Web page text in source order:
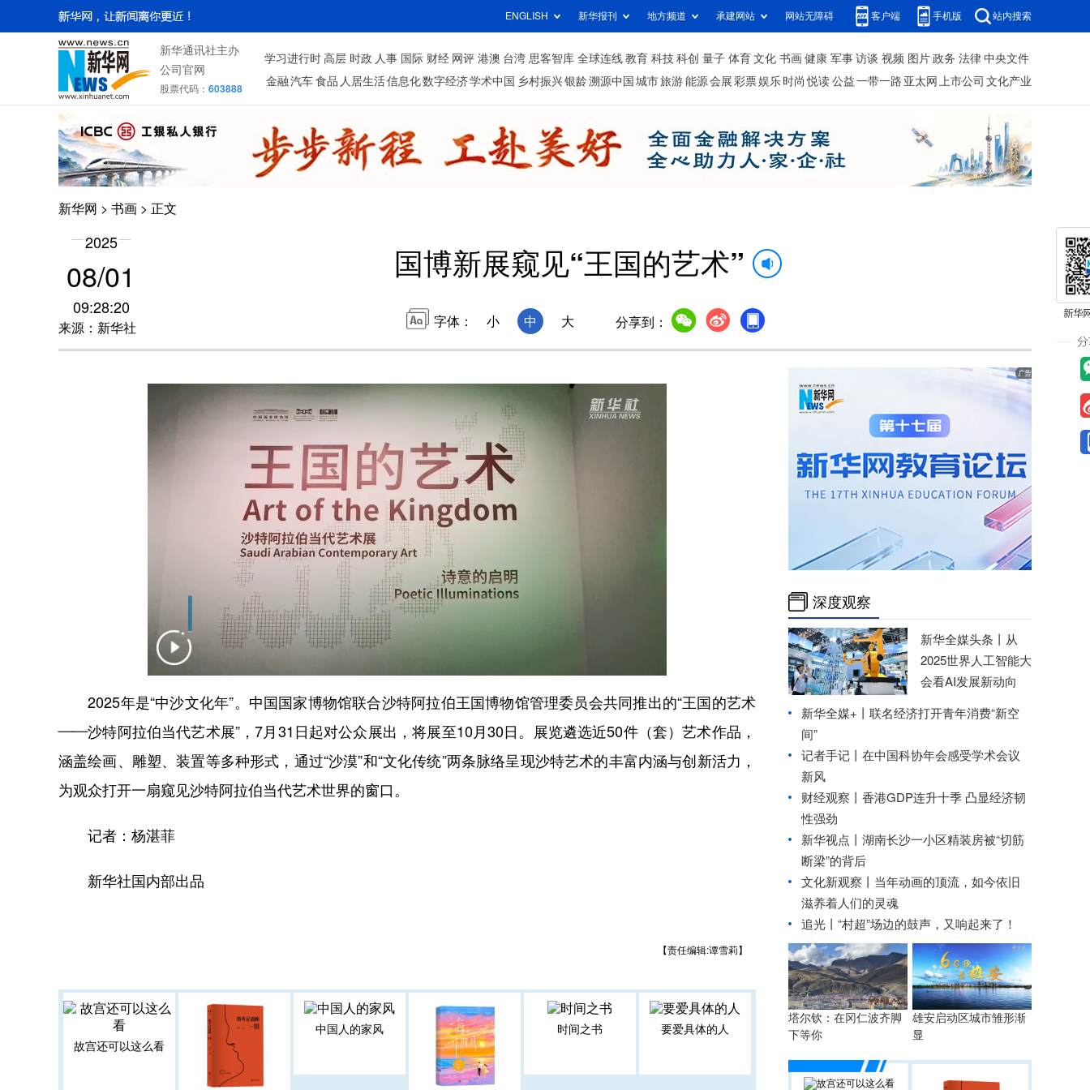
ENGLISH 新华报刊 地方频道 承建网站 网站无障碍 客户端 手机版 站内搜索
新华通讯社主办
公司官网
股票代码： 603888
学习进行时 高层 时政 人事 国际 财经 网评 港澳 台湾 思客智库 全球连线 教育 科技 科创 量子 体育 文化 书画 健康 军事 访谈 视频 图片 政务 法律 中央文件
金融 汽车 食品 人居生活信息化数字经济学术中国 乡村振兴银龄溯源中国 城市旅游 能源 会展 彩票娱乐 时尚 悦读 公益 一带一路 亚太网 上市公司 文化产业
新华网 > 书画 > 正文
2025
08/01
09:28:20
来源：新华社
国博新展窥见“王国的艺术”
字体： 小 中 大 分享到：
2025年是“中沙文化年”。中国国家博物馆联合沙特阿拉伯王国博物馆管理委员会共同推出的“王国的艺术
——沙特阿拉伯当代艺术展”，7月31日起对公众展出，将展至10月30日。展览遴选近50件（套）艺术作品，
涵盖绘画、雕塑、装置等多种形式，通过“沙漠”和“文化传统”两条脉络呈现沙特艺术的丰富内涵与创新活力，
为观众打开一扇窥见沙特阿拉伯当代艺术世界的窗口。
记者：杨湛菲
新华社国内部出品
【责任编辑:谭雪莉】
故宫还可以这么看
中国人的家风 时间之书 要爱具体的人
深度观察
新华全媒头条丨
从
2025世界人工智能大
会看AI发展新动向
新华全媒+丨 联名经济打开青年消费“新空
间”
记者手记丨在中国科协年会感受学术会议
新风
财经观察丨 香港GDP连升十季 凸显经济韧
性强劲
新华视点丨 湖南长沙一小区精装房被“切筋
断梁”的背后
文化新观察丨 当年动画的顶流，如今依旧
滋养着人们的灵魂
追光丨 “村超”场边的鼓声，又响起来了！
塔尔钦：在冈仁波齐脚
下等你
雄安启动区城市雏形渐
显